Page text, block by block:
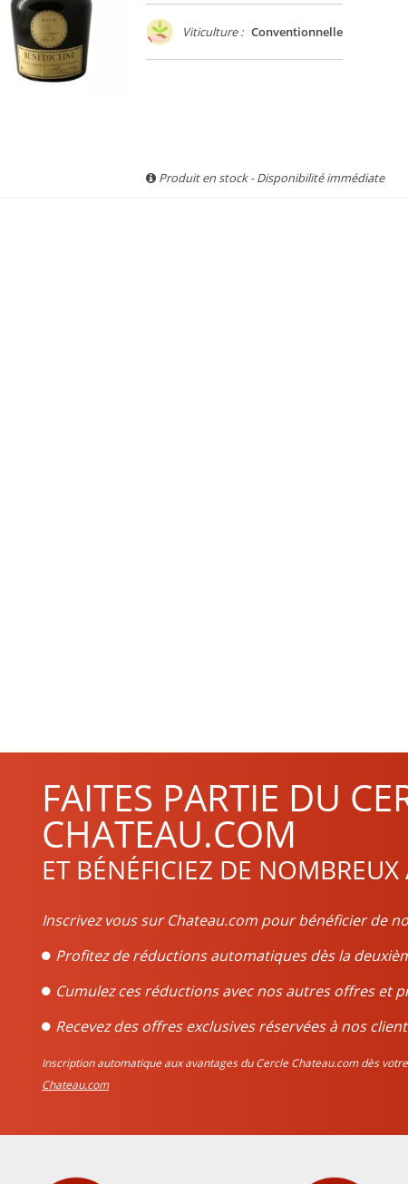
Viticulture : Conventionnelle
Produit en stock - Disponibilité immédiate
FAITES PARTIE DU
CHATEAU.COM
ET BÉNÉFICIEZ DE NOMBREUX
Inscrivez vous sur Chateau.com pour bénéficier de
Profitez de réductions automatiques dès la
Cumulez ces réductions avec nos autres offres et
Recevez des offres exclusives réservées à nos
Inscription automatique aux avantages du Cercle Chateau.com dès
Chateau.com